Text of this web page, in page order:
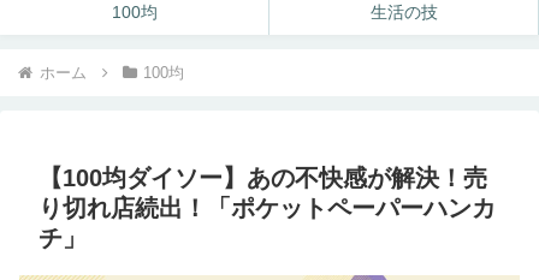
100均 生活の技
ホーム 100均
【100均ダイソー】あの不快感が解決！売
り切れ店続出！「ポケットペーパーハンカ
チ」